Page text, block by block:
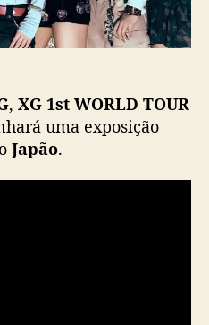
ç
ã
g
a
n
e
x
s
, XG 1st WORLD TOUR
uma exposição
Japão.